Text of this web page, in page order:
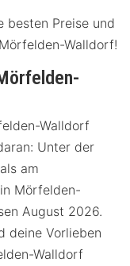
besten Preise und
Walldorf!
Walldorf
Unter der
am
Mörfelden-
August 2026.
deine Vorlieben
Walldorf